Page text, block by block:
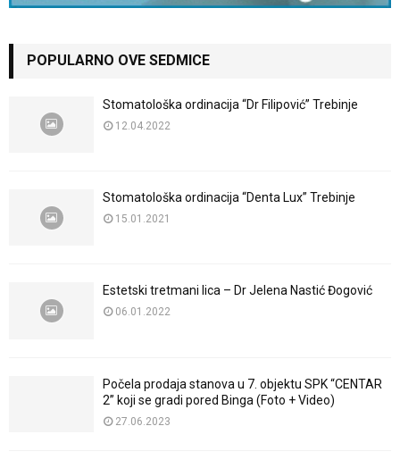
POPULARNO OVE SEDMICE
Stomatološka ordinacija “Dr Filipović” Trebinje
12.04.2022
Stomatološka ordinacija “Denta Lux” Trebinje
15.01.2021
Estetski tretmani lica – Dr Jelena Nastić Đogović
06.01.2022
Počela prodaja stanova u 7. objektu SPK “CENTAR
2” koji se gradi pored Binga (Foto + Video)
27.06.2023